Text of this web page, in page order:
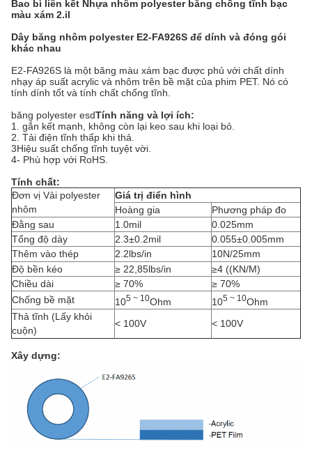
Bao bì liên kết Nhựa nhôm polyester băng chống tĩnh bạc
màu xám 2.il
Dây băng nhôm polyester E2-FA926S để dính và đóng gói
khác nhau
E2-FA926S là một băng màu xám bạc được phủ với chất dính
nhạy áp suất acrylic và nhôm trên bề mặt của phim PET. Nó có
tính dính tốt và tính chất chống tĩnh.
băng polyester esdTính năng và lợi ích:
1. gắn kết mạnh, không còn lại keo sau khi loại bỏ.
2. Tải điện tĩnh thấp khi thả.
3Hiệu suất chống tĩnh tuyệt vời.
4- Phù hợp với RoHS.
Tính chất:
Đơn vị Vải polyester
nhôm
Giá trị điển hình
Hoàng gia
Phương pháp đo
Đằng sau
1.0mil
0.025mm
Tổng độ dày
2.3±0.2mil
0.055±0.005mm
Thêm vào thép
2.2lbs/in
10N/25mm
Độ bền kéo
≥ 22,85lbs/in
≥4 ((KN/M)
Chiều dài
≥ 70%
≥ 70%
Chống bề mặt
105 ~ 10Ohm 105 ~ 10Ohm
Thả tĩnh (Lấy khỏi
cuộn)
< 100V < 100V
Xây dựng: